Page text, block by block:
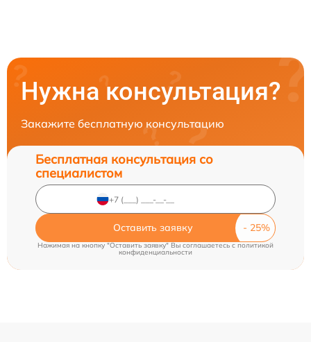
Нужна консультация?
Закажите бесплатную консультацию
Бесплатная консультация со
специалистом
Оставить заявку
Нажимая на кнопку "Оставить заявку" Вы соглашаетесь cполитикой
конфиденциальности